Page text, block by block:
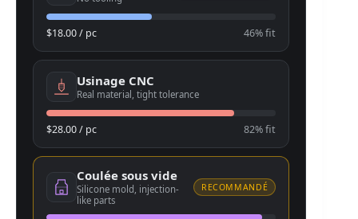
$18.00 / pc 46% fit
Usinage CNC
Real material, tight tolerance
$28.00 / pc 82% fit
Coulée sous vide
Silicone mold, injection-
like parts
RECOMMANDÉ